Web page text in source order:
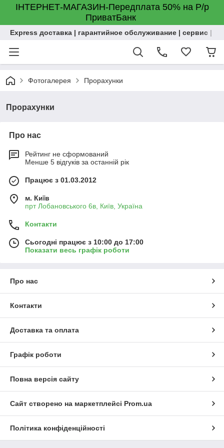
ІНТЕРНЕТ-МАГАЗИН-Передплата 50% на Р/р
ПриватБанк
Express доставка | гарантийное обслуживание | сервис |
Фотогалерея Прорахунки
Прорахунки
Про нас
Рейтинг не сформований
Менше 5 відгуків за останній рік
Працює з 01.03.2012
м. Київ
прт Лобановського 6в, Київ, Україна
Контакти
Сьогодні працює з 10:00 до 17:00
Показати весь графік роботи
Про нас
Контакти
Доставка та оплата
Графік роботи
Повна версія сайту
Сайт створено на маркетплейсі Prom.ua
Політика конфіденційності